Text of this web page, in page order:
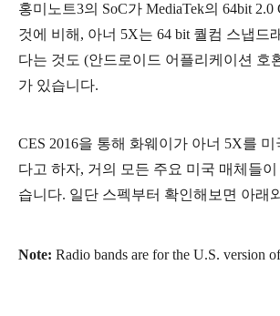
홍미노트3의 SoC가 MediaTek의 64bit 2.0
것에 비해, 아너 5X는 64 bit 퀄컴 스냅드
다는 것도 (안드로이드 어플리케이션 호
가 있습니다.
CES 2016을 통해 화웨이가 아너 5X를
다고 하자, 거의 모든 주요 미국 매체들
습니다. 일단 스펙부터 확인해보면 아래
Note: Radio bands are for the U.S. version